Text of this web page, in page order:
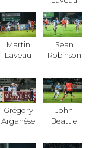
Martin
Laveau
Sean
Robinson
Grégory
Arganèse
John
Beattie